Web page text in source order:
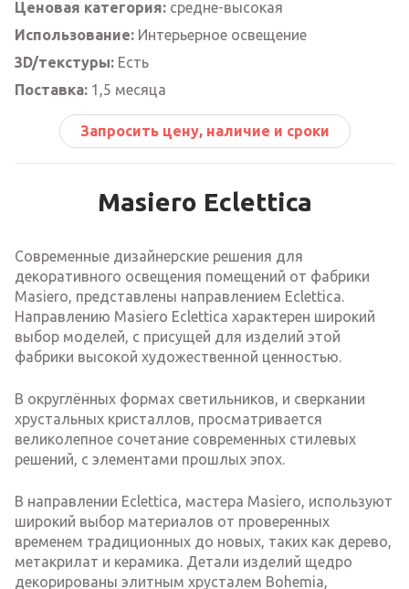
Ценовая категория: средне-высокая
Использование: Интерьерное освещение
3D/текстуры: Есть
Поставка: 1,5 месяца
Запросить цену, наличие и сроки
Masiero Eclettica
Современные дизайнерские решения для
декоративного освещения помещений от фабрики
Masiero, представлены направлением Eclettica.
Направлению Masiero Eclettica характерен широкий
выбор моделей, с присущей для изделий этой
фабрики высокой художественной ценностью.
В округлённых формах светильников, и сверкании
хрустальных кристаллов, просматривается
великолепное сочетание современных стилевых
решений, с элементами прошлых эпох.
В направлении Eclettica, мастера Masiero, используют
широкий выбор материалов от проверенных
временем традиционных до новых, таких как дерево,
метакрилат и керамика. Детали изделий щедро
декорированы элитным хрусталем Bohemia,